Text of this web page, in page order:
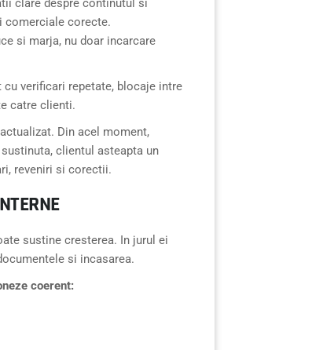
clare despre continutul si
comerciale corecte.
si marja, nu doar incarcare
verificari repetate, blocaje intre
catre clienti.
Din acel moment,
clientul asteapta un
reveniri si corectii.
sustine cresterea. In jurul ei
si incasarea.
coerent: